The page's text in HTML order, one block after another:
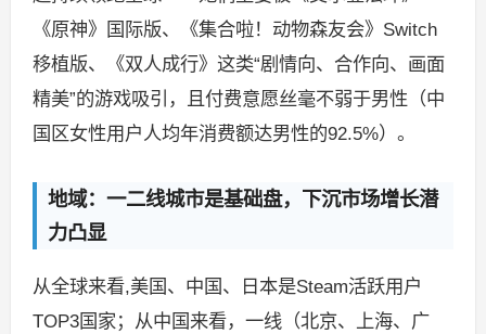
《原神》国际版、《集合啦！动物森友会》Switch
移植版、《双人成行》这类“剧情向、合作向、画面
精美”的游戏吸引，且付费意愿丝毫不弱于男性（中
国区女性用户人均年消费额达男性的92.5%）。
地域：一二线城市是基础盘，下沉市场增长潜
力凸显
从全球来看,美国、中国、日本是Steam活跃用户
TOP3国家；从中国来看，一线（北京、上海、广